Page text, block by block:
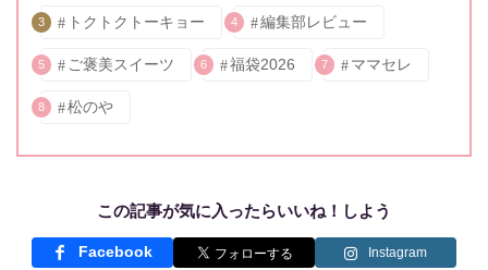
3 トクトクトーキョー 4 編集部レビュー
5 ご褒美スイーツ 6 福袋2026 7 ママセレ
8 松のや
この記事が気に入ったらいいね！しよう
Facebook Instagram